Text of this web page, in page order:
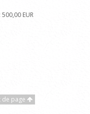
: 500,00 EUR
de page